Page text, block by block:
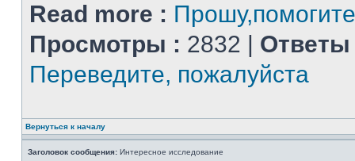
Read more :
Просмотры : 2832 | Ответы
Переведите, пожалуйста
Вернуться к началу
Заголовок сообщения: Интересное исследование